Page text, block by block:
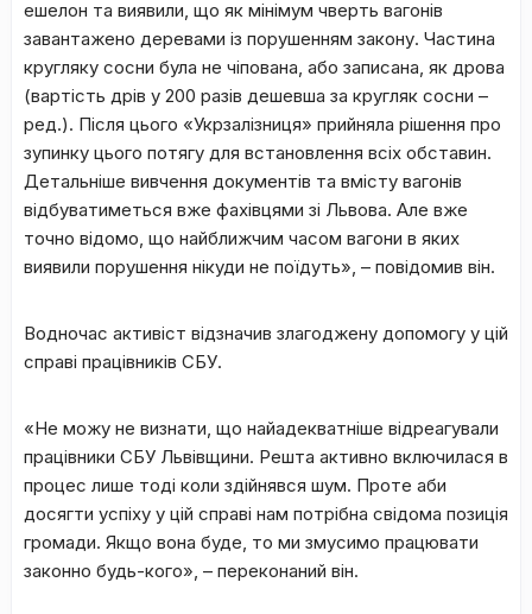
ешелон та виявили, що як мінімум чверть вагонів
завантажено деревами із порушенням закону. Частина
кругляку сосни була не чіпована, або записана, як дрова
(вартість дрів у 200 разів дешевша за кругляк сосни –
ред.). Після цього «Укрзалізниця» прийняла рішення про
зупинку цього потягу для встановлення всіх обставин.
Детальніше вивчення документів та вмісту вагонів
відбуватиметься вже фахівцями зі Львова. Але вже
точно відомо, що найближчим часом вагони в яких
виявили порушення нікуди не поїдуть», – повідомив він.
Водночас активіст відзначив злагоджену допомогу у цій
справі працівників СБУ.
«Не можу не визнати, що найадекватніше відреагували
працівники СБУ Львівщини. Решта активно включилася в
процес лише тоді коли здійнявся шум. Проте аби
досягти успіху у цій справі нам потрібна свідома позиція
громади. Якщо вона буде, то ми змусимо працювати
законно будь-кого», – переконаний він.